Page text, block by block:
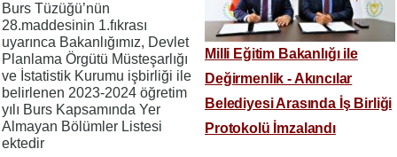
Burs Tüzüğü’nün
28.maddesinin 1.fıkrası
uyarınca Bakanlığımız, Devlet
Planlama Örgütü Müsteşarlığı
ve İstatistik Kurumu işbirliği ile
belirlenen 2023-2024 öğretim
yılı Burs Kapsamında Yer
Almayan Bölümler Listesi
ektedir
Milli Eğitim Bakanlığı ile
Değirmenlik - Akıncılar
Belediyesi Arasında İş Birliği
Protokolü İmzalandı